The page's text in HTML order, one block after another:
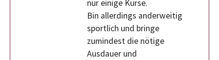
nur einige Kurse.
Bin allerdings anderweitig
sportlich und bringe
zumindest die nötige
Ausdauer und